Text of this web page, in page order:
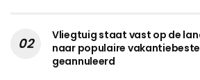
Vliegtuig staat vast op de
naar populaire
geannuleerd